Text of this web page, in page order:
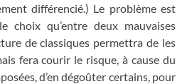
différencié.) Le problème est
choix qu’entre deux mauvaises
de classiques permettra de les
fera courir le risque, à cause du
d’en dégoûter certains, pour